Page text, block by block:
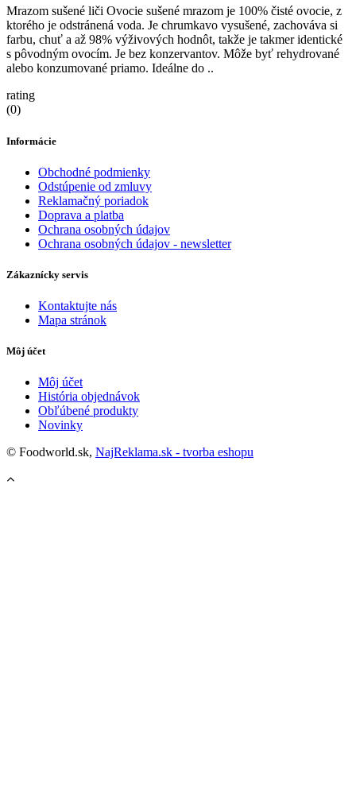
Mrazom sušené liči Ovocie sušené mrazom je 100% čisté ovocie, z
ktorého je odstránená voda. Je chrumkavo vysušené, zachováva si
farbu, chuť a až 98% výživových hodnôt, takže je takmer identické
s pôvodným ovocím. Je bez konzervantov. Môže byť rehydrované
alebo konzumované priamo. Ideálne do ..
rating
(0)
Informácie
Obchodné podmienky
Odstúpenie od zmluvy
Reklamačný poriadok
Doprava a platba
Ochrana osobných údajov
Ochrana osobných údajov - newsletter
Zákaznícky servis
Kontaktujte nás
Mapa stránok
Môj účet
Môj účet
História objednávok
Obľúbené produkty
Novinky
© Foodworld.sk, NajReklama.sk - tvorba eshopu